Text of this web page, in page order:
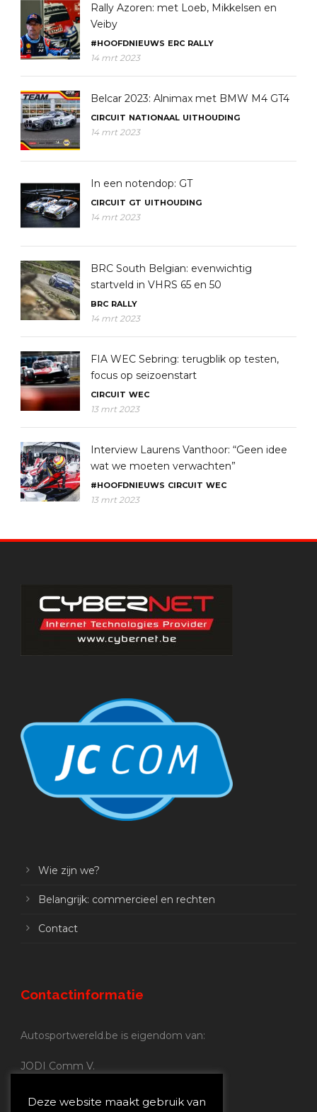
Rally Azoren: met Loeb, Mikkelsen en
Veiby
#HOOFDNIEUWS ERC RALLY
14 mrt 2023
Belcar 2023: Alnimax met BMW M4 GT4
CIRCUIT NATIONAAL UITHOUDING
14 mrt 2023
In een notendop: GT
CIRCUIT GT UITHOUDING
14 mrt 2023
BRC South Belgian: evenwichtig
startveld in VHRS 65 en 50
BRC RALLY
14 mrt 2023
FIA WEC Sebring: terugblik op testen,
focus op seizoenstart
CIRCUIT WEC
13 mrt 2023
Interview Laurens Vanthoor: “Geen idee
wat we moeten verwachten”
#HOOFDNIEUWS CIRCUIT WEC
13 mrt 2023
Wie zijn we?
Belangrijk: commercieel en rechten
Contact
Contactinformatie
Autosportwereld.be is eigendom van:
JODI Comm V.
Nijverheidsstraat 70
Deze website maakt gebruik van